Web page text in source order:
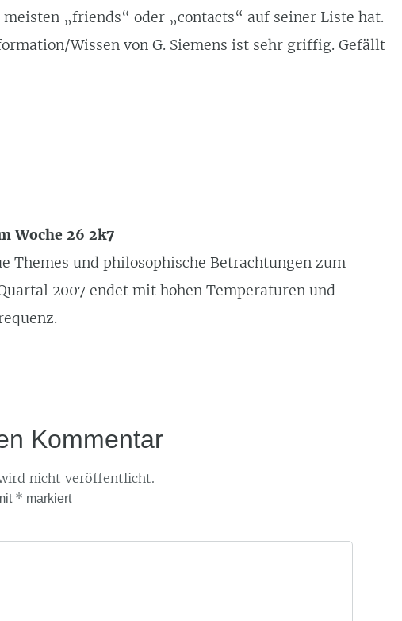
„friends“ oder „contacts“ auf seiner Liste hat.
Wissen von G. Siemens ist sehr griffig. Gefällt
Woche 26 2k7
Themes und philosophische Betrachtungen zum
2007 endet mit hohen Temperaturen und
Kommentar
nicht veröffentlicht.
* markiert